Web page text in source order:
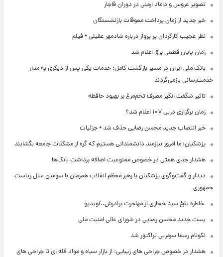
تصویر عروس و داماد ارمنی در دوران قاجار
خبر جدید از زمان پرداخت معوقات بازنشستگان
نظر عجیب کارگردان پر پرواز درباره شادمهر عقیلی + فیلم
زمان پایان قطعی برق اعلام شد
بانک ملی ایران در مسیر بازگشت کامل؛ خدمات یکی پس از دیگری به مدار
خدمت‌رسانی بازمی‌گردند
تاثیر شگفت انگیز مصرف تخم‌مرغ بر بهبود حافظه
زمان برگزاری دربی ۱۰۷ اعلام شد؟
خبر انتصاب جدید محسن رضایی حذف شد + جزئیات
پزشکیان: ما امروز نیازمند دانشمندانی هستیم که گره از مشکلات جامعه بگشایند
هشدار جدی همتی در خصوص ممنوعیت اضافه ‌برداشت بانک‌ها
دیدار و گفت‌وگوی پزشکیان با رهبر معظم انقلاب همزمان با سومین سال ریاست
جمهوری
⁨ خاطره تلخ سینا حجازی از مهاجرت برادرش../ویدیو
پست جدید محسن رضایی در شورای عالی امنیت ملی
نکونام رسما سرمربی تراکتور شد
هشدار در خصوص جراحی های زیبایی: از بازار سیاه و مواد فله ای تا جراحی های